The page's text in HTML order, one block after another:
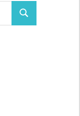
Suchen